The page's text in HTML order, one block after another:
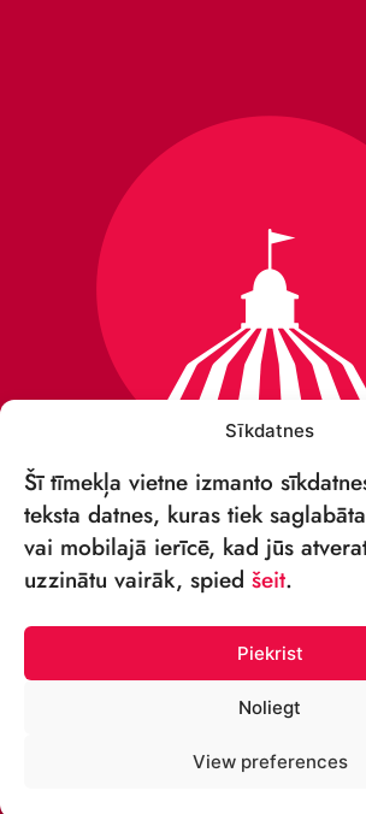
Sīkdatnes
Šī tīmekļa vietne izmanto
teksta datnes, kuras tiek
vai mobilajā ierīcē, kad jūs
uzzinātu vairāk, spied šeit.
Piekrist
Noliegt
View preferences
VSIA „RĪGAS
Merķeļa iela 4,
Rīga, LV-1050,
Reģ. Nr.:
TĀLRUNIS: